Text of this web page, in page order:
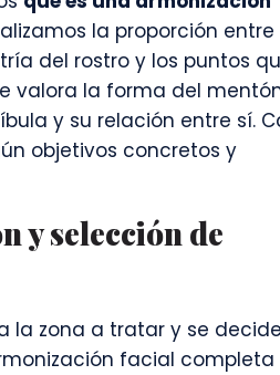
la proporción entre
del rostro y los puntos
valora la forma del
y su relación entre sí.
objetivos concretos y
y selección de
la zona a tratar y se
facial completa